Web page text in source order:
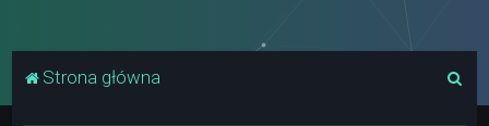
Strona główna